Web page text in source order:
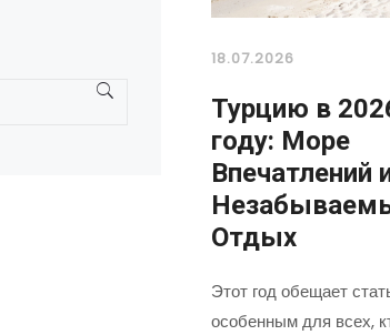
18.07.2026
Турцию в
году: Море
Впечатлений
Отдых
Этот год обещает
особенным для всех,